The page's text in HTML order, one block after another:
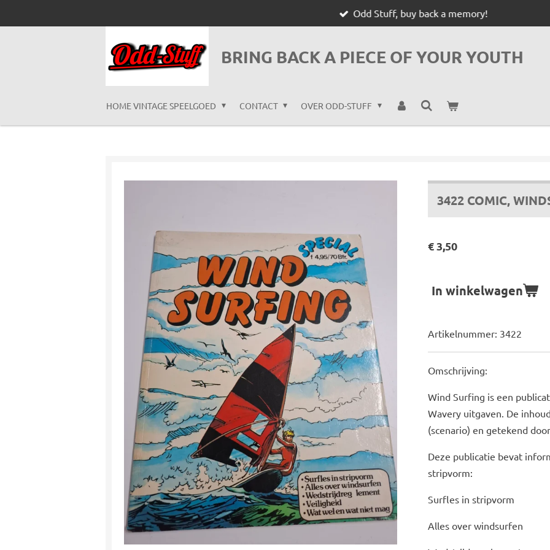
Odd Stuff, buy back a memory!
BRING BACK A PIECE OF YOUR YOUTH
HOME VINTAGE SPEELGOED CONTACT OVER ODD-STUFF
3422 COMIC,
€ 3,50
In winkelwagen
Artikelnummer: 3422
Omschrijving:
Wind Surfing is een
Wavery uitgaven. De
(scenario) en getekend
Deze publicatie bevat
stripvorm:
Surfles in stripvorm
Alles over windsurfen